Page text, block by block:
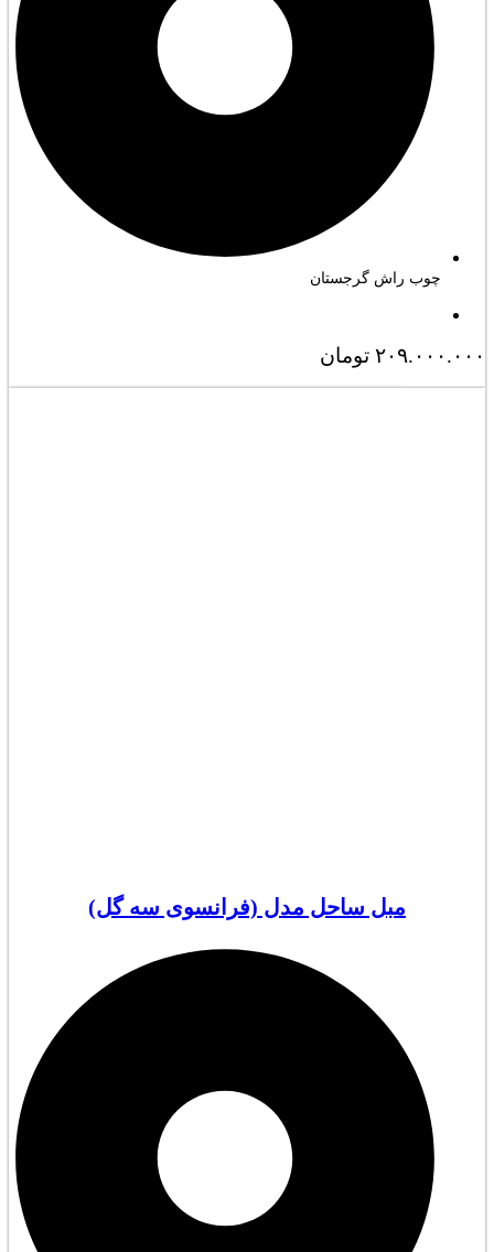
چوب راش گرجستان
۲۰۹.۰۰۰.۰۰۰ تومان
مبل ساحل مدل (فرانسوی سه گل)